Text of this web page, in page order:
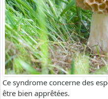
Ce syndrome concerne des
être bien apprêtées.